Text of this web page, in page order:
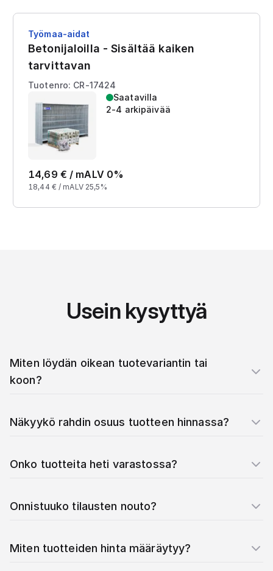
Työmaa-aidat
Betonijaloilla - Sisältää kaiken
tarvittavan
Tuotenro: CR-17424
Saatavilla
2-4 arkipäivää
14,69 € / mALV 0%
18,44 € / mALV 25,5%
Usein kysyttyä
Miten löydän oikean tuotevariantin tai
koon?
Näkyykö rahdin osuus tuotteen hinnassa?
Onko tuotteita heti varastossa?
Onnistuuko tilausten nouto?
Miten tuotteiden hinta määräytyy?